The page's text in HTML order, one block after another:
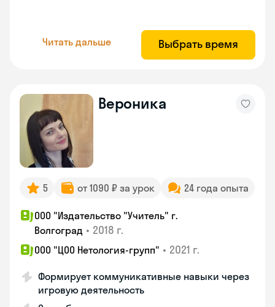
Читать дальше Выбрать время
Вероника
5 от 1090 ₽ за урок 24 года опыта
ООО "Издательство "Учитель" г.
Волгоград • 2018 г.
ООО "ЦОО Нетология-групп" • 2021 г.
Формирует коммуникативные навыки через
игровую деятельность